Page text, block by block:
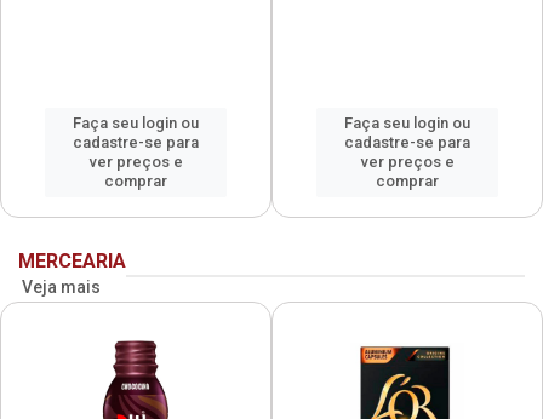
Faça seu login ou
cadastre-se para
ver preços e
comprar
Faça seu login ou
cadastre-se para
ver preços e
comprar
MERCEARIA
Veja mais